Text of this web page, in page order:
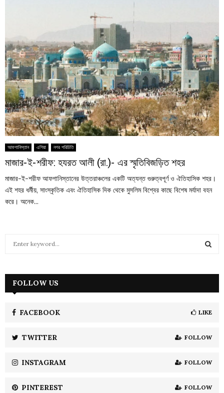
আফগানিস্তান এশিয়া নগর পরিচিতি
মাজার-ই-শরীফ: হযরত আলী (রা.)- এর স্মৃতিবিজড়িত শহর
মাজার-ই-শরীফ আফগানিস্তানের উত্তরাঞ্চলের একটি অত্যন্ত গুরুত্বপূর্ণ ও ঐতিহাসিক শহর।
এই শহর ধর্মীয়, সাংস্কৃতিক এবং ঐতিহাসিক দিক থেকে মুসলিম বিশ্বের কাছে বিশেষ মর্যাদা বহন
করে। অনেক...
h
H
FOLLOW US
FACEBOOK LIKE
TWITTER FOLLOW
INSTAGRAM FOLLOW
PINTEREST FOLLOW